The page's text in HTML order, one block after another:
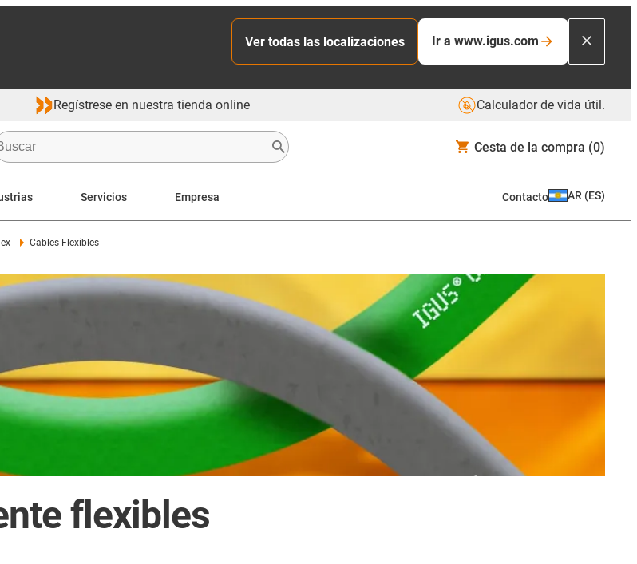
Ver todas las localizaciones Ir a www.igus.com
Regístrese en nuestra tienda online Calculador de vida útil.
Cesta de la compra (0)
Servicios Empresa Contacto AR (ES)
Cables Flexibles
flexibles